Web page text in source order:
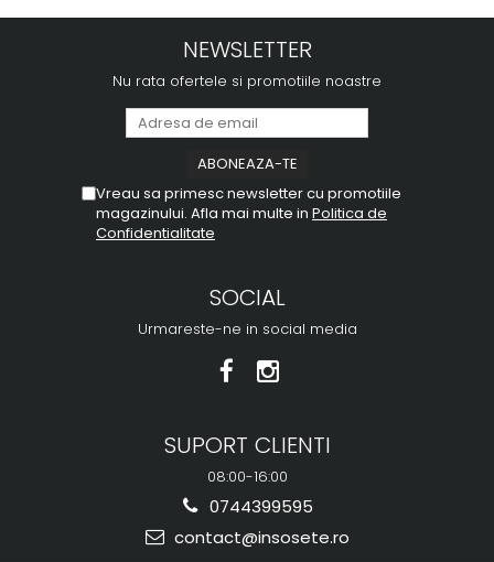
NEWSLETTER
Nu rata ofertele si promotiile noastre
Vreau sa primesc newsletter cu promotiile
magazinului. Afla mai multe in Politica de
Confidentialitate
SOCIAL
Urmareste-ne in social media
SUPORT CLIENTI
08:00-16:00
0744399595
contact@insosete.ro